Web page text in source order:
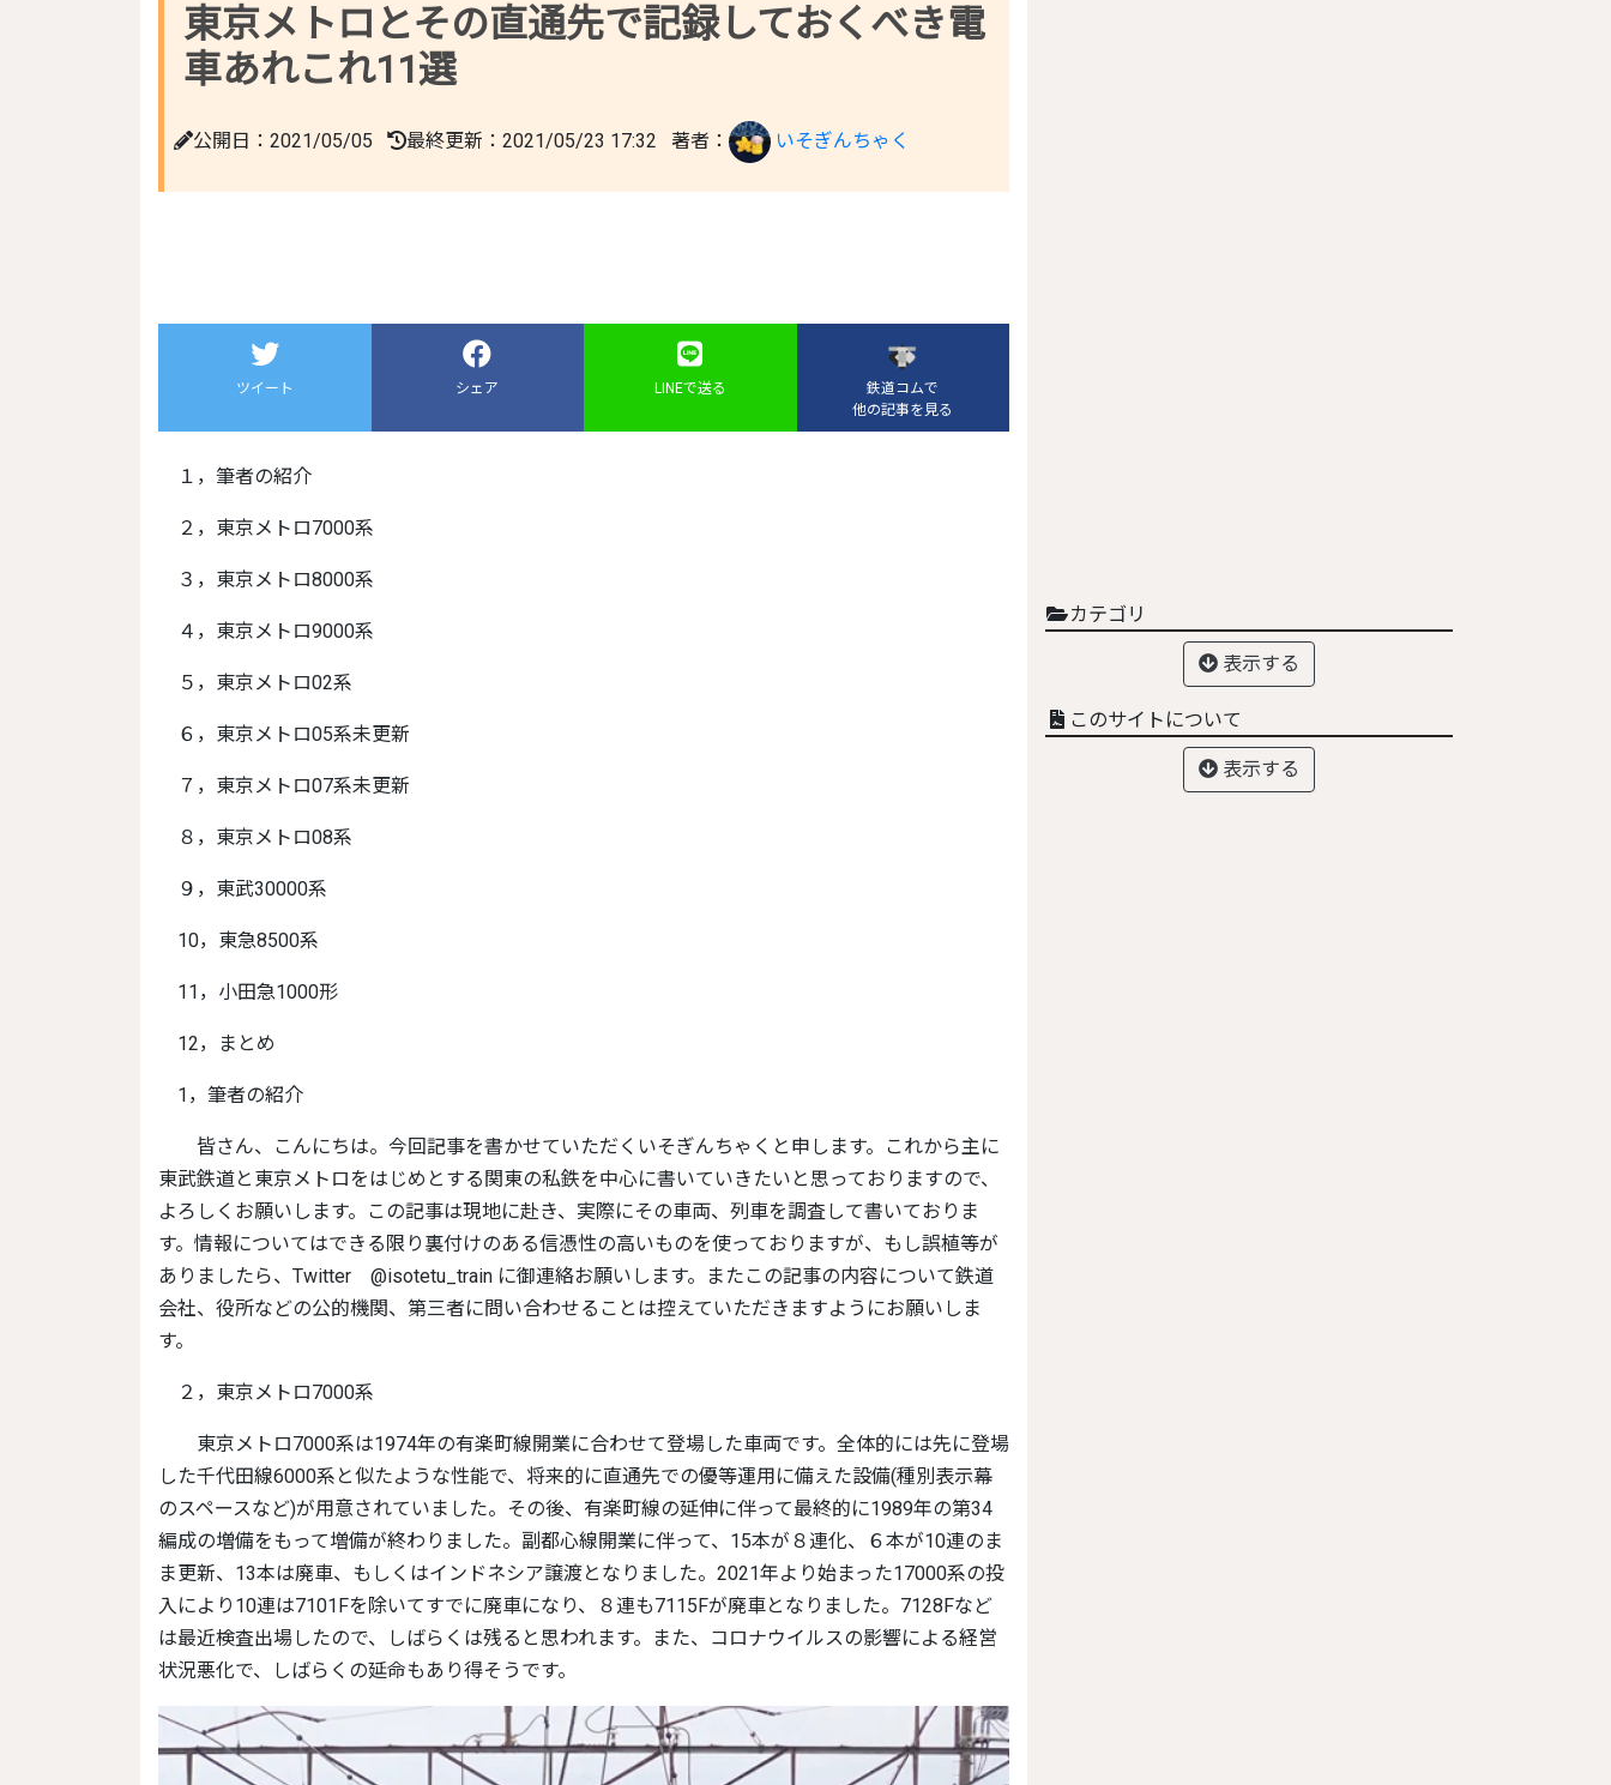
東京メトロとその直通先で記録しておくべき電
車あれこれ11選
公開日：2021/05/05 最終更新：2021/05/23 17:32 著者： いそぎんちゃく
ツイート シェア LINEで送る
鉄道コムで
他の記事を見る
１，筆者の紹介
２，東京メトロ7000系
３，東京メトロ8000系
４，東京メトロ9000系
５，東京メトロ02系
６，東京メトロ05系未更新
７，東京メトロ07系未更新
８，東京メトロ08系
９，東武30000系
10，東急8500系
11，小田急1000形
12，まとめ
1，筆者の紹介
皆さん、こんにちは。今回記事を書かせていただくいそぎんちゃくと申します。これから主に
東武鉄道と東京メトロをはじめとする関東の私鉄を中心に書いていきたいと思っておりますので、
よろしくお願いします。この記事は現地に赴き、実際にその車両、列車を調査して書いておりま
す。情報についてはできる限り裏付けのある信憑性の高いものを使っておりますが、もし誤植等が
ありましたら、Twitter @isotetu_train に御連絡お願いします。またこの記事の内容について鉄道
会社、役所などの公的機関、第三者に問い合わせることは控えていただきますようにお願いしま
す。
２，東京メトロ7000系
東京メトロ7000系は1974年の有楽町線開業に合わせて登場した車両です。全体的には先に登場
した千代田線6000系と似たような性能で、将来的に直通先での優等運用に備えた設備(種別表示幕
のスペースなど)が用意されていました。その後、有楽町線の延伸に伴って最終的に1989年の第34
編成の増備をもって増備が終わりました。副都心線開業に伴って、15本が８連化、６本が10連のま
ま更新、13本は廃車、もしくはインドネシア譲渡となりました。2021年より始まった17000系の投
入により10連は7101Fを除いてすでに廃車になり、８連も7115Fが廃車となりました。7128Fなど
は最近検査出場したので、しばらくは残ると思われます。また、コロナウイルスの影響による経営
状況悪化で、しばらくの延命もあり得そうです。
カテゴリ
表示する
このサイトについて
表示する